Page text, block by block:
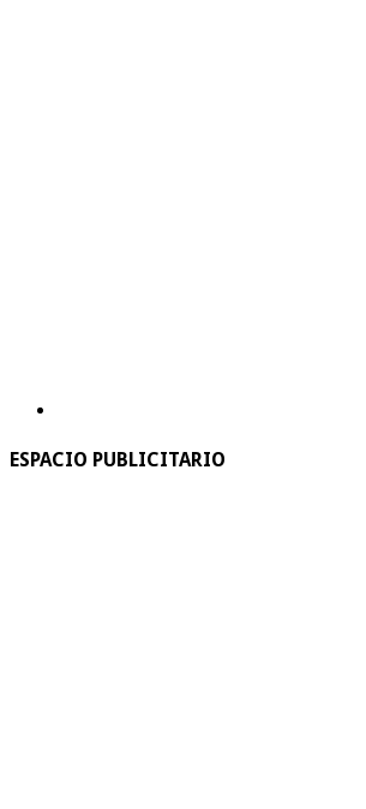
ESPACIO PUBLICITARIO